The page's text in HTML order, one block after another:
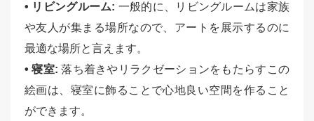
• リビングルーム: 一般的に、リビングルームは家族
や友人が集まる場所なので、アートを展示するのに
最適な場所と言えます。
• 寝室:落ち着きやリラクゼーションをもたらすこの
絵画は、寝室に飾ることで心地良い空間を作ること
ができます。